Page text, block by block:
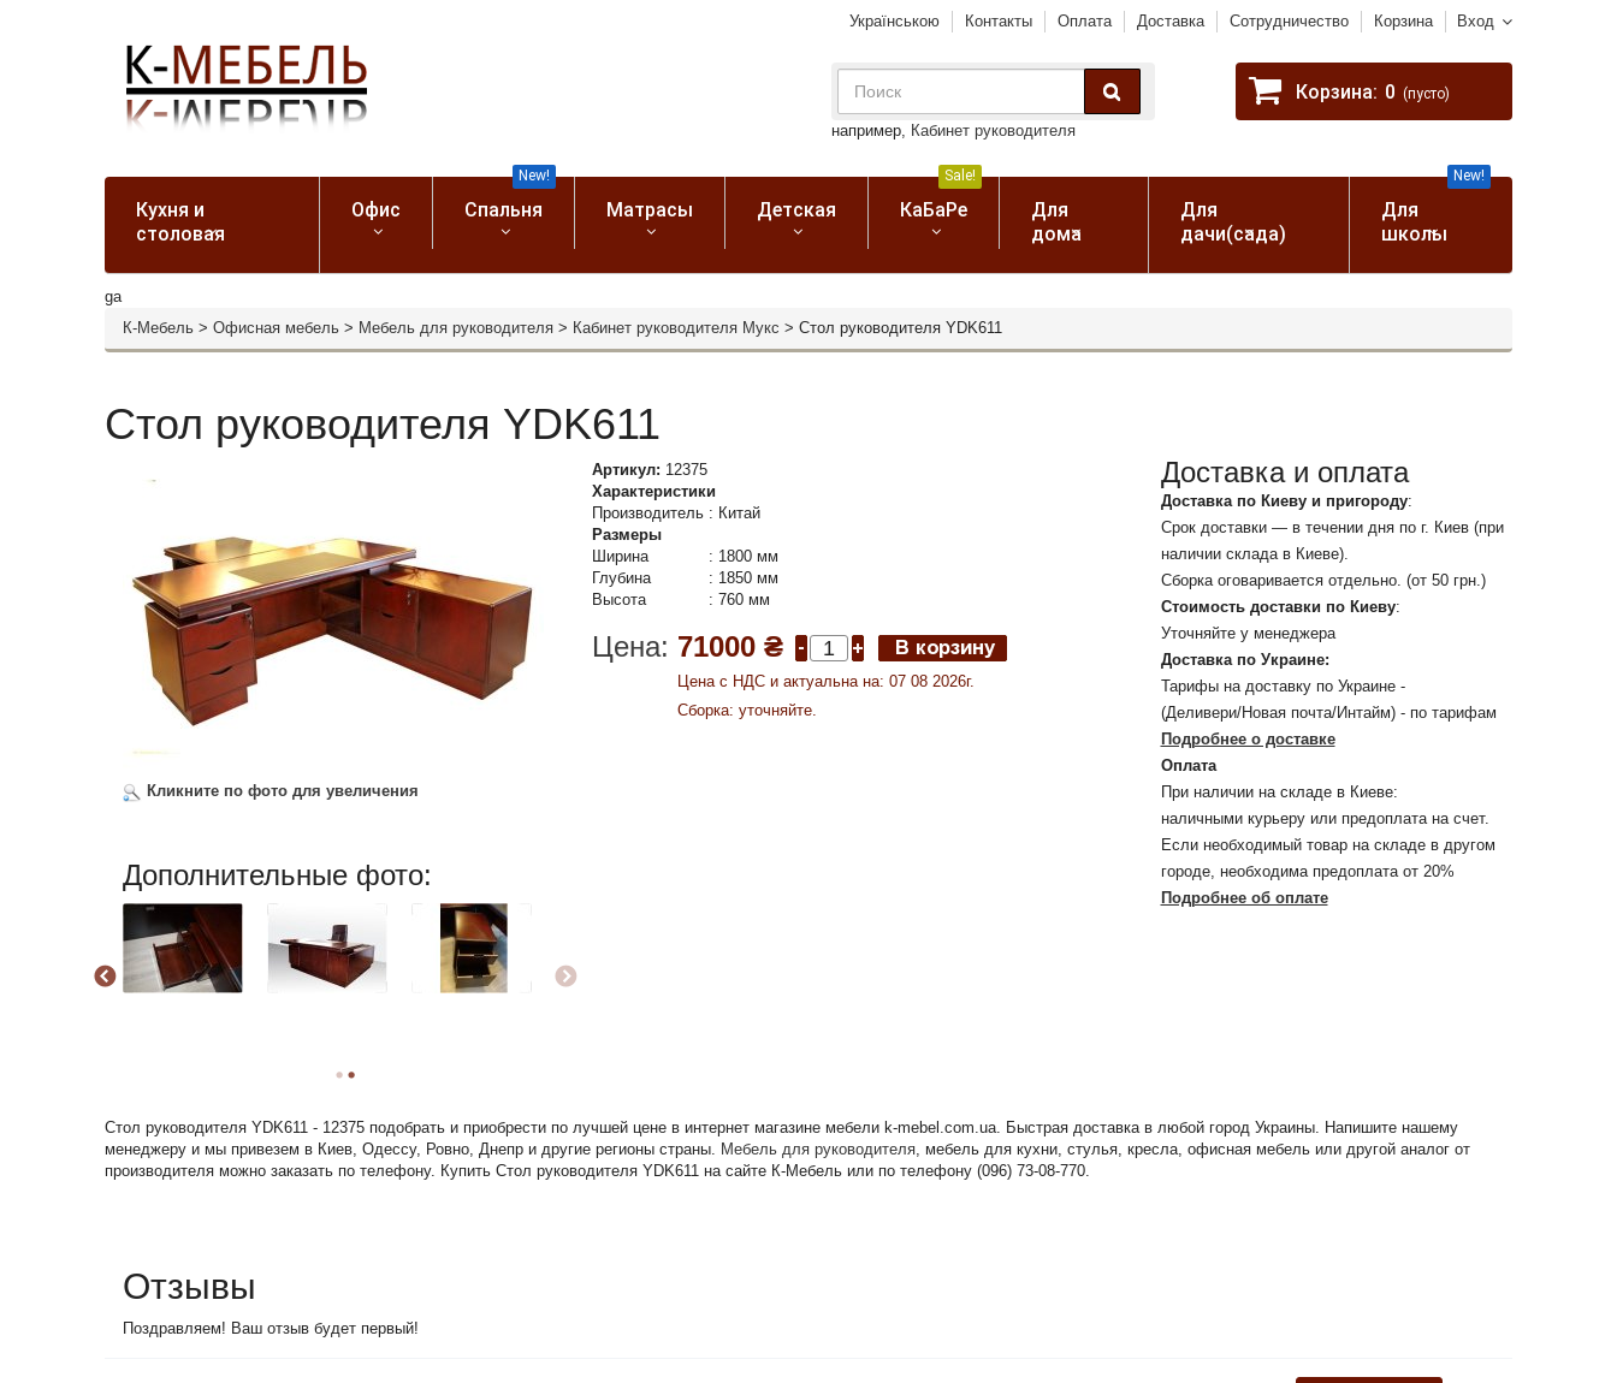
Вход
Українською Контакты Оплата Доставка Сотрудничество Корзина
например, Кабинет руководителя
Корзина: 0 (пусто)
Кухня и
столовая
Офис Спальня
New!
Матрасы Детская КаБаРе
Sale!
Для
дома
Для
дачи(сада)
Для
школы
New!
ga
К-Мебель > Офисная мебель > Мебель для руководителя > Кабинет руководителя Мукс > Стол руководителя YDK611
Стол руководителя YDK611
Кликните по фото для увеличения
Дополнительные фото:
Артикул: 12375
Характеристики
Производитель : Китай
Размеры
Ширина
: 1800 мм
Глубина
: 1850 мм
Высота
: 760 мм
Цена: 71000 ₴
Цена c НДС и актуальна на: 07 08 2026г.
Сборка: уточняйте.
Доставка и оплата
Доставка по Киеву и пригороду:
Срок доставки — в течении дня по г. Киев (при
наличии склада в Киеве).
Сборка оговаривается отдельно. (от 50 грн.)
Стоимость доставки по Киеву:
Уточняйте у менеджера
Доставка по Украине:
Тарифы на доставку по Украине -
(Деливери/Новая почта/Интайм) - по тарифам
Подробнее о доставке
Оплата
При наличии на складе в Киеве:
наличными курьеру или предоплата на счет.
Если необходимый товар на складе в другом
городе, необходима предоплата от 20%
Подробнее об оплате
Стол руководителя YDK611 - 12375 подобрать и приобрести по лучшей цене в интернет магазине мебели k-mebel.com.ua. Быстрая доставка в любой город Украины. Напишите нашему
менеджеру и мы привезем в Киев, Одессу, Ровно, Днепр и другие регионы страны. Мебель для руководителя, мебель для кухни, стулья, кресла, офисная мебель или другой аналог от
производителя можно заказать по телефону. Купить Стол руководителя YDK611 на сайте К-Мебель или по телефону (096) 73-08-770.
Отзывы
Поздравляем! Ваш отзыв будет первый!